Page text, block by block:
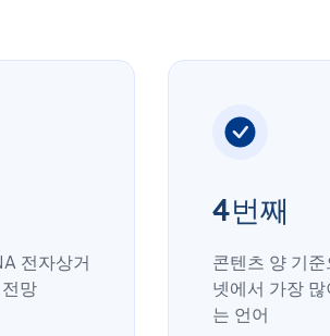
전자상거
망
4번째
콘텐츠 양 기준
넷에서 가장 많
는 언어